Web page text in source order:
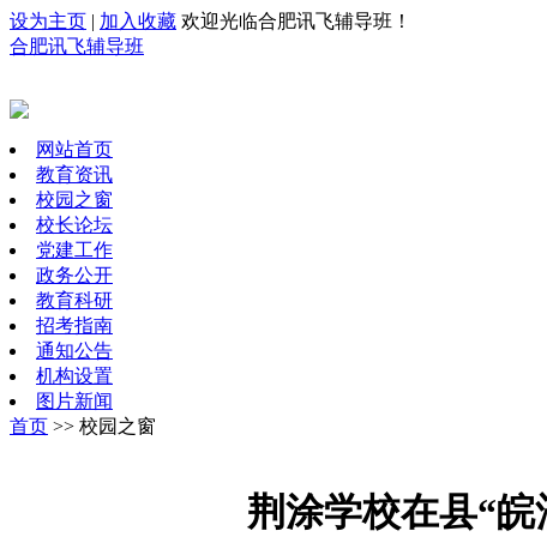
设为主页 | 加入收藏 欢迎光临合肥讯飞辅导班！
合肥讯飞辅导班
网站首页
教育资讯
校园之窗
校长论坛
党建工作
政务公开
教育科研
招考指南
通知公告
机构设置
图片新闻
首页 >> 校园之窗
荆涂学校在县“